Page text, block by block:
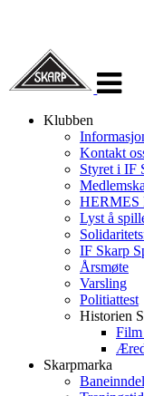
Klubben
Kontakt
Styret i IF
HERMES
Lyst å
IF Skarp
Årsmøte
Varsling
Politiattest
Historien
Film
Skarpmarka